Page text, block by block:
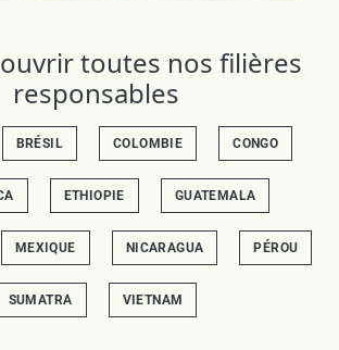
toutes nos filières
responsables
BRÉSIL COLOMBIE CONGO
ETHIOPIE GUATEMALA
MEXIQUE NICARAGUA PÉROU
SUMATRA VIETNAM